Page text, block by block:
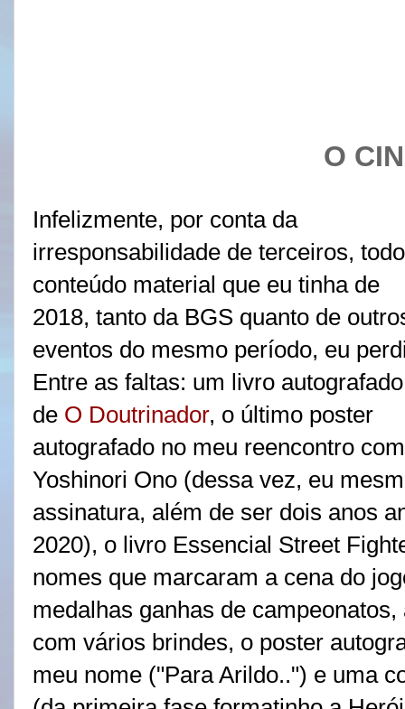
O
Infelizmente, por conta da
irresponsabilidade de terceiros,
conteúdo material que eu tinha de
2018, tanto da BGS quanto de
eventos do mesmo período, eu
Entre as faltas: um livro autografado
de O Doutrinador, o último poster
autografado no meu reencontro com
Yoshinori Ono (dessa vez, eu
assinatura, além de ser dois anos
2020), o livro Essencial Street
nomes que marcaram a cena do
medalhas ganhas de
com vários brindes, o poster
meu nome ("Para Arildo..") e uma